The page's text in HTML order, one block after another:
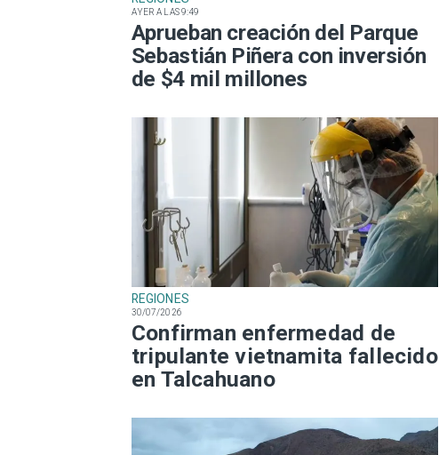
AYER A LAS 9:49
Aprueban creación del Parque
Sebastián Piñera con inversión
de $4 mil millones
REGIONES
30/07/2026
Confirman enfermedad de
tripulante vietnamita fallecido
en Talcahuano